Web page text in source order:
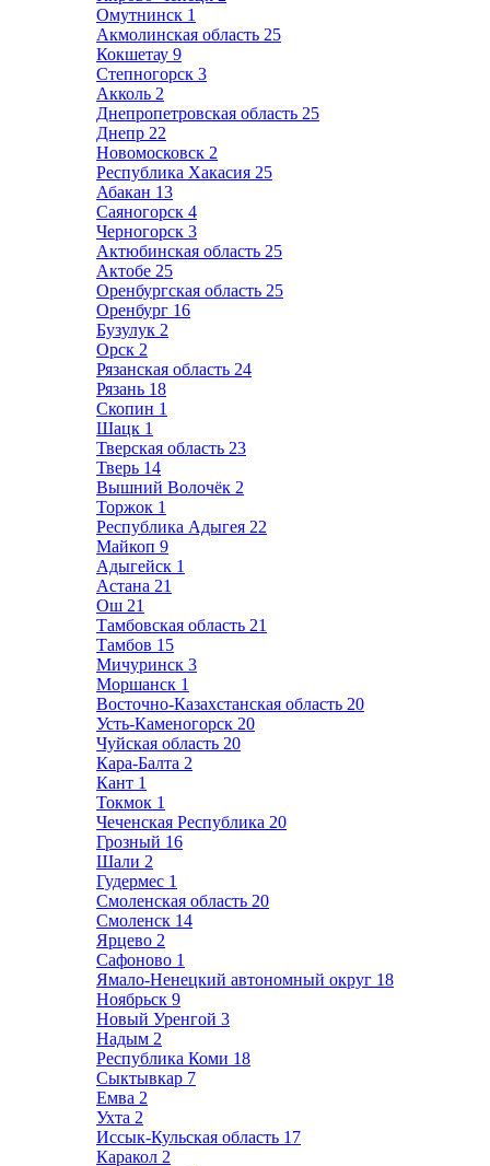
Омутнинск 1
Акмолинская область 25
Кокшетау 9
Степногорск 3
Акколь 2
Днепропетровская область 25
Днепр 22
Новомосковск 2
Республика Хакасия 25
Абакан 13
Саяногорск 4
Черногорск 3
Актюбинская область 25
Актобе 25
Оренбургская область 25
Оренбург 16
Бузулук 2
Орск 2
Рязанская область 24
Рязань 18
Скопин 1
Шацк 1
Тверская область 23
Тверь 14
Вышний Волочёк 2
Торжок 1
Республика Адыгея 22
Майкоп 9
Адыгейск 1
Астана 21
Ош 21
Тамбовская область 21
Тамбов 15
Мичуринск 3
Моршанск 1
Восточно-Казахстанская область 20
Усть-Каменогорск 20
Чуйская область 20
Кара-Балта 2
Кант 1
Токмок 1
Чеченская Республика 20
Грозный 16
Шали 2
Гудермес 1
Смоленская область 20
Смоленск 14
Ярцево 2
Сафоново 1
Ямало-Ненецкий автономный округ 18
Ноябрьск 9
Новый Уренгой 3
Надым 2
Республика Коми 18
Сыктывкар 7
Емва 2
Ухта 2
Иссык-Кульская область 17
Каракол 2